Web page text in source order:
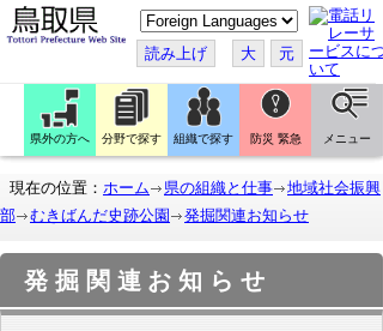
こ
の
ペ
ー
ジ
翻
訳
す
読み上げ 大 元
県外の方へ 分野で探す 組織で探す 防災 緊急 メニュー
現在の位置： ホーム 県の組織と仕事
地域社会振興
部
むきばんだ史跡公園 発掘関連お知らせ
発掘関連お知らせ